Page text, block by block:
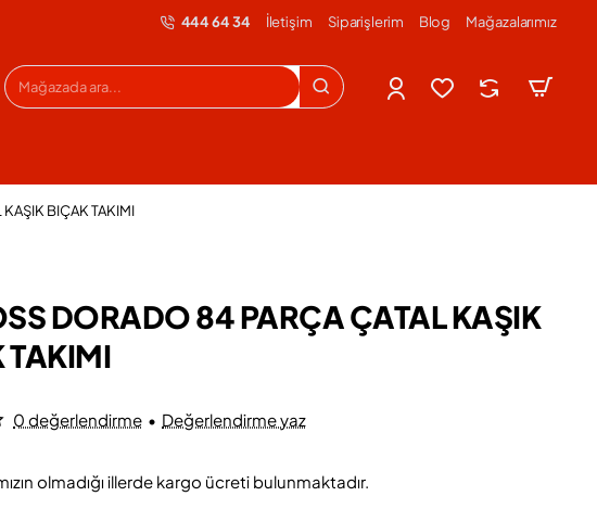
444 64 34 İletişim Siparişlerim Blog Mağazalarımız
Mağazada
ara...
BIÇAK TAKIMI
DORADO 84 PARÇA ÇATAL KAŞIK
TAKIMI
olmadığı illerde kargo ücreti bulunmaktadır.
0 değerlendirme • Değerlendirme yaz